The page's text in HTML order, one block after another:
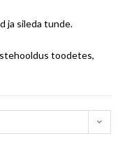
ja sileda tunde.
toodetes,